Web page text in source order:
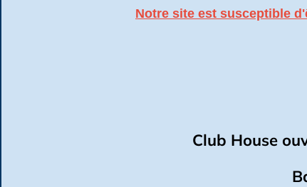
Notre site est susceptible
Club House